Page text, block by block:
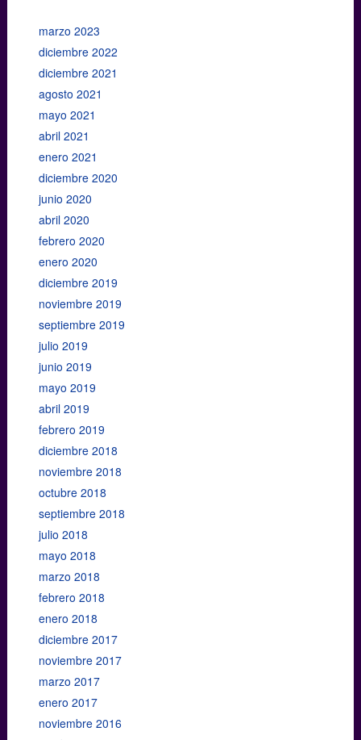
marzo 2023
diciembre 2022
diciembre 2021
agosto 2021
mayo 2021
abril 2021
enero 2021
diciembre 2020
junio 2020
abril 2020
febrero 2020
enero 2020
diciembre 2019
noviembre 2019
septiembre 2019
julio 2019
junio 2019
mayo 2019
abril 2019
febrero 2019
diciembre 2018
noviembre 2018
octubre 2018
septiembre 2018
julio 2018
mayo 2018
marzo 2018
febrero 2018
enero 2018
diciembre 2017
noviembre 2017
marzo 2017
enero 2017
noviembre 2016